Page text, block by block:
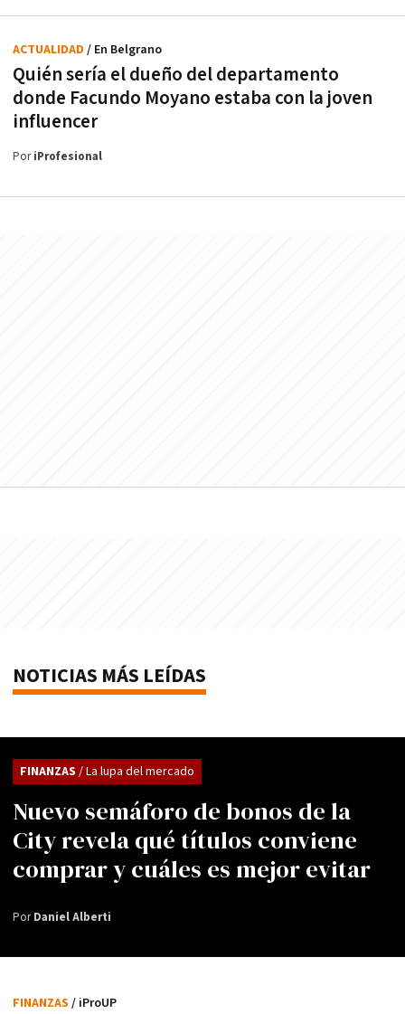
Quién sería el dueño del departamento
donde Facundo Moyano estaba con la joven
influencer
ACTUALIDAD / En Belgrano
PoriProfesional
NOTICIAS MÁS LEÍDAS
Nuevo semáforo de bonos de la
City revela qué títulos conviene
comprar y cuáles es mejor evitar
FINANZAS / La lupa del mercado
PorDaniel Alberti
FINANZAS / iProUP